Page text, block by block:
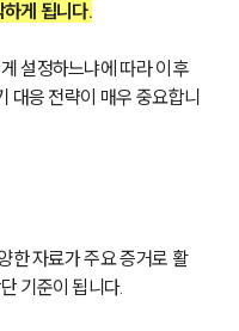
게 됩니다.
설정하느냐에 따라 이후
대응 전략이 매우 중요합니
한 자료가 주요 증거로 활
기준이 됩니다.